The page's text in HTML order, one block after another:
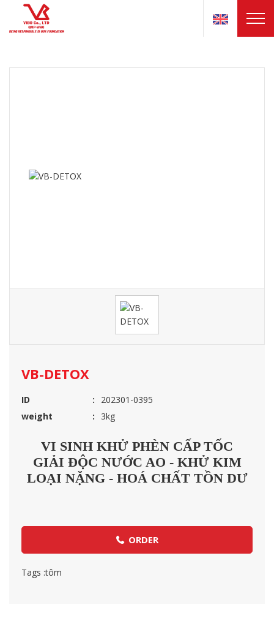
VB-DETOX
ID
202301-0395
weight
3kg
VI SINH KHỬ PHÈN CẤP TỐC
GIẢI ĐỘC NƯỚC AO - KHỬ KIM
LOẠI NẶNG - HOÁ CHẤT TỒN DƯ
ORDER
Tags :tôm